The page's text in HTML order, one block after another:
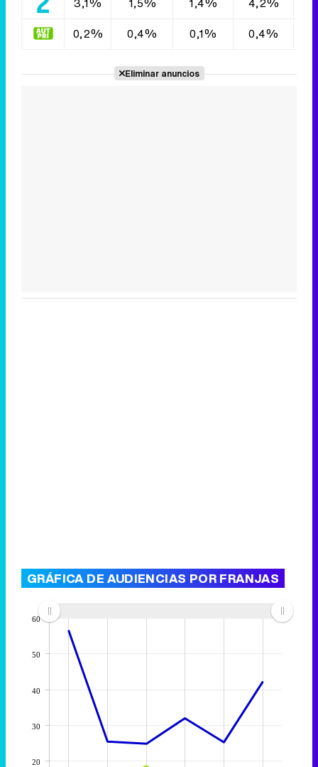
0,2%
0,4% 0,1% 0,4%
Eliminar anuncios
GRÁFICA DE AUDIENCIAS POR FRANJAS
20
30
40
50
60